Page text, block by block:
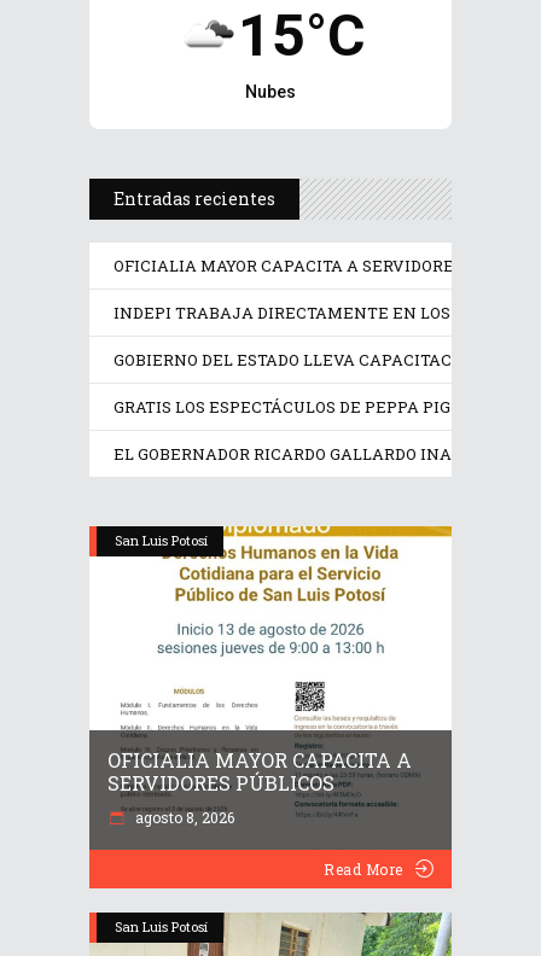
15°C
Nubes
Entradas recientes
OFICIALIA MAYOR CAPACITA A SERVIDORES
INDEPI TRABAJA DIRECTAMENTE EN LOS
GOBIERNO DEL ESTADO LLEVA CAPACITACIÓN
GRATIS LOS ESPECTÁCULOS DE PEPPA PIG Y
EL GOBERNADOR RICARDO GALLARDO INAUGURA
San Luis Potosí
OFICIALIA MAYOR CAPACITA A
SERVIDORES PÚBLICOS
agosto 8, 2026
Read More
San Luis Potosí